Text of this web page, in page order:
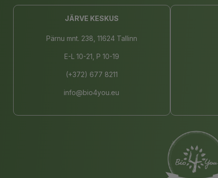
JÄRVE KESKUS
Pärnu mnt. 238, 11624 Tallinn
E-L 10-21, P 10-19
(+372) 677 8211
info@bio4you.eu